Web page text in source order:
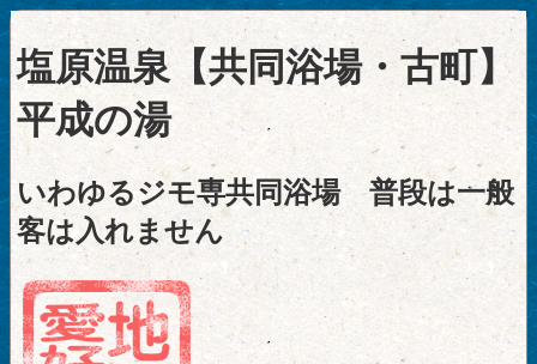
塩原温泉【共同浴場・古町】
平成の湯
いわゆるジモ専共同浴場 普段は一般
客は入れません